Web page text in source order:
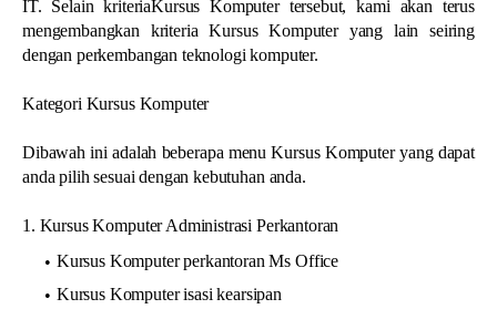
IT. Selain kriteriaKursus Komputer tersebut, kami akan terus
mengembangkan kriteria Kursus Komputer yang lain seiring
dengan perkembangan teknologi komputer.
Kategori Kursus Komputer
Dibawah ini adalah beberapa menu Kursus Komputer yang dapat
anda pilih sesuai dengan kebutuhan anda.
1. Kursus Komputer Administrasi Perkantoran
Kursus Komputer perkantoran Ms Office
Kursus Komputer isasi kearsipan